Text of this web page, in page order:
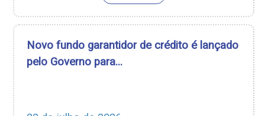
Novo fundo garantidor de crédito é lançado
pelo Governo para...